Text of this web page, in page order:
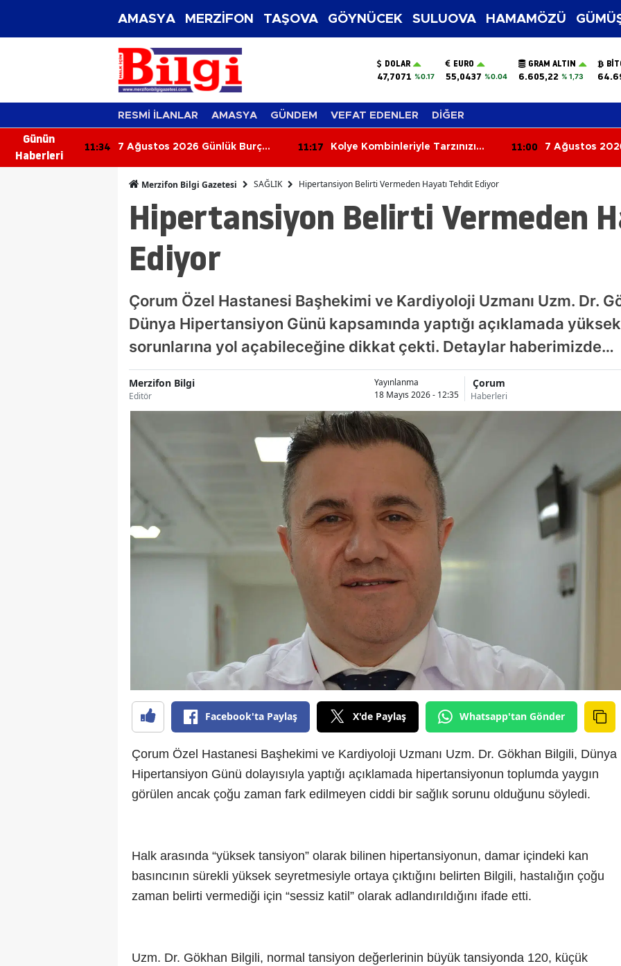
AMASYA MERZİFON TAŞOVA GÖYNÜCEK SULUOVA HAMAMÖZÜ
DOLAR
47,7071 %0.17
EURO
55,0437 %0.04
GRAM ALTIN
6.605,22 % 1,73
RESMİ İLANLAR AMASYA GÜNDEM VEFAT EDENLER DİĞER
Günün
Haberleri
11:34
7 Ağustos 2026 Günlük Burç
11:17
Kolye Kombinleriyle Tarzınızı
11:00
7 Ağustos
Merzifon Bilgi Gazetesi SAĞLIK Hipertansiyon Belirti Vermeden Hayatı Tehdit Ediyor
Hipertansiyon Belirti Vermeden
Ediyor
Çorum Özel Hastanesi Başhekimi ve Kardiyoloji Uzmanı Uzm. Dr.
Dünya Hipertansiyon Günü kapsamında yaptığı açıklamada
sorunlarına yol açabileceğine dikkat çekti. Detaylar haberimizde…
Merzifon Bilgi
Editör
Yayınlanma
18 Mayıs 2026 - 12:35
Çorum
Haberleri
Facebook'ta Paylaş X'de Paylaş Whatsapp'tan Gönder
Çorum Özel Hastanesi Başhekimi ve Kardiyoloji Uzmanı Uzm. Dr. Gökhan Bilgili, Dünya
Hipertansiyon Günü dolayısıyla yaptığı açıklamada hipertansiyonun toplumda yaygın
görülen ancak çoğu zaman fark edilmeyen ciddi bir sağlık sorunu olduğunu söyledi.
Halk arasında “yüksek tansiyon” olarak bilinen hipertansiyonun, damar içindeki kan
basıncının sürekli yüksek seyretmesiyle ortaya çıktığını belirten Bilgili, hastalığın çoğu
zaman belirti vermediği için “sessiz katil” olarak adlandırıldığını ifade etti.
Uzm. Dr. Gökhan Bilgili, normal tansiyon değerlerinin büyük tansiyonda 120, küçük